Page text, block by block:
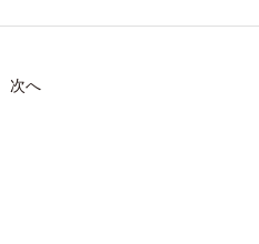
次へ